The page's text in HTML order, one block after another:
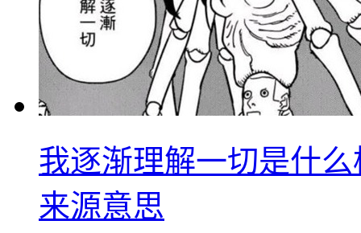
我逐渐理解一切是什
来源意思